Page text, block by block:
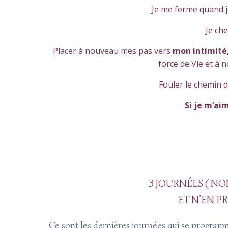
Je me ferme
Je
Placer à nouveau mes pas vers mon
force de Vie et à
Fouler le chemin
Si je
3 JOURNÉES (
ET N’EN
Ce sont les dernières journées qui se